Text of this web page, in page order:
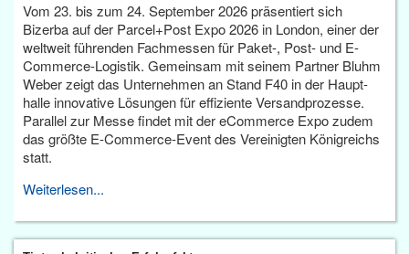
Vom 23. bis zum 24. September 2026 präsentiert sich
Bizerba auf der Parcel+Post Expo 2026 in London, einer der
weltweit führenden Fachmessen für Paket-, Post- und E-
Commerce-Logistik. Gemeinsam mit seinem Partner Bluhm
Weber zeigt das Unternehmen an Stand F40 in der Haupt­
halle innovative Lösungen für effiziente Versandprozesse.
Parallel zur Messe findet mit der eCommerce Expo zudem
das größte E-Commerce-Event des Vereinigten Königreichs
statt.
Weiterlesen...